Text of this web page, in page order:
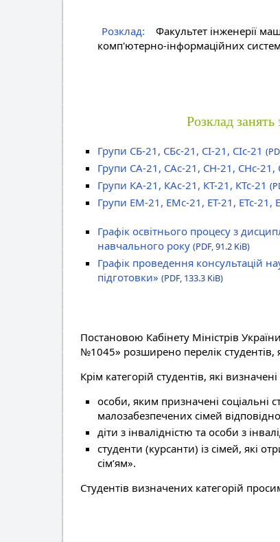
Розклад: Факультет інженерії
комп'ютерно-інформаційних систем
Розклад занять
Групи СБ-21, СБс-21, СІ-21, СІс-21
Групи СА-21, САс-21, СН-21, СНс-
Групи КА-21, КАс-21, КТ-21, КТс-21
Групи ЕМ-21, ЕМс-21, ЕТ-21, ЕТс-21,
Графік освітнього процесу з
навчального року (PDF, 91.2 KiB)
Графік проведення консультацій
підготовки» (PDF, 133.3 KiB)
Постановою Кабінету Міністрів
№1045» розширено перелік студентів,
Крім категорій студентів, які
особи, яким призначені соціальні
малозабезпечених сімей
діти з інвалідністю та особи з
студенти (курсанти) із сімей, які
сім’ям».
Студентів визначених категорій